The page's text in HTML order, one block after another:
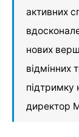
активних
нових
відмінних
підтримку
директор